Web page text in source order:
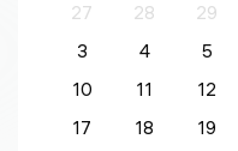
27
28 29
3
4 5
10
11 12
17
18 19